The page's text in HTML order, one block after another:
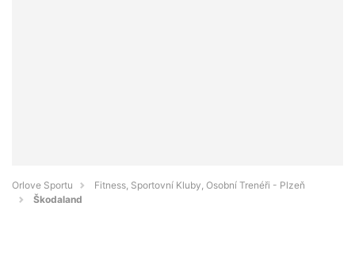
Orlove Sportu
Fitness, Sportovní Kluby, Osobní Trenéři - Plzeň
Škodaland